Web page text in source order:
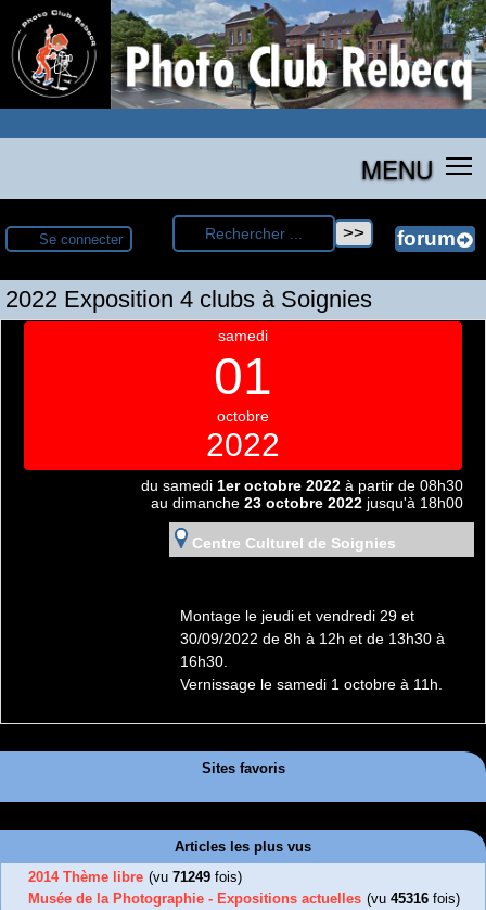
MENU
Se connecter
2022 Exposition 4 clubs à Soignies
samedi
01
octobre
2022
du samedi 1er octobre 2022 à partir de 08h30
au dimanche 23 octobre 2022 jusqu'à 18h00
Centre Culturel de Soignies
Montage le jeudi et vendredi 29 et
30/09/2022 de 8h à 12h et de 13h30 à
16h30.
Vernissage le samedi 1 octobre à 11h.
Sites favoris
Articles les plus vus
2014 Thème libre (vu 71249 fois)
Musée de la Photographie - Expositions actuelles (vu 45316 fois)